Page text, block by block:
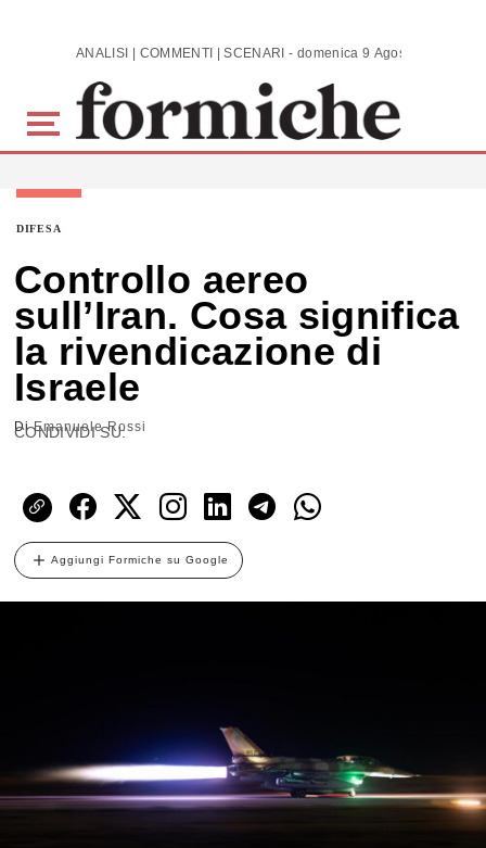
Skip to main content ANALISI | COMMENTI | SCENARI - domenica 9 Agosto 2026
DIFESA
Controllo aereo
sull’Iran. Cosa significa
la rivendicazione di
Israele
DiEmanuele Rossi
CONDIVIDI SU:
Aggiungi Formiche su Google